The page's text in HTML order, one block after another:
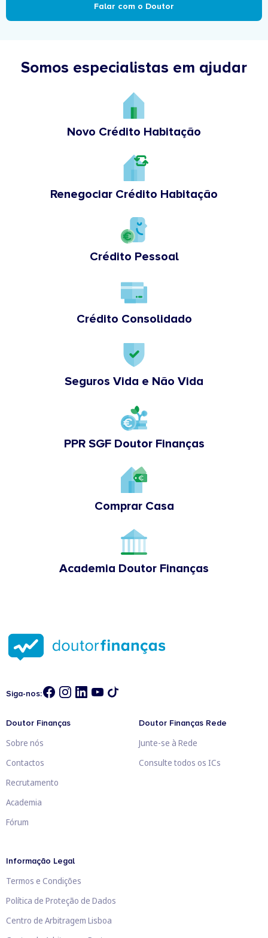
Falar com o Doutor
Somos especialistas em ajudar
Novo Crédito Habitação
Renegociar Crédito Habitação
Crédito Pessoal
Crédito Consolidado
Seguros Vida e Não Vida
PPR SGF Doutor Finanças
Comprar Casa
Academia Doutor Finanças
Siga-nos:
Doutor Finanças
Sobre nós
Contactos
Recrutamento
Academia
Fórum
Doutor Finanças Rede
Junte-se à Rede
Consulte todos os ICs
Informação Legal
Termos e Condições
Política de Proteção de Dados
Centro de Arbitragem Lisboa